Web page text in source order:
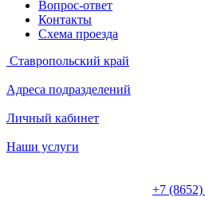
Вопрос-ответ
Контакты
Схема проезда
Ставропольский край
Адреса подразделений
Личный кабинет
Наши услуги
+7 (8652)